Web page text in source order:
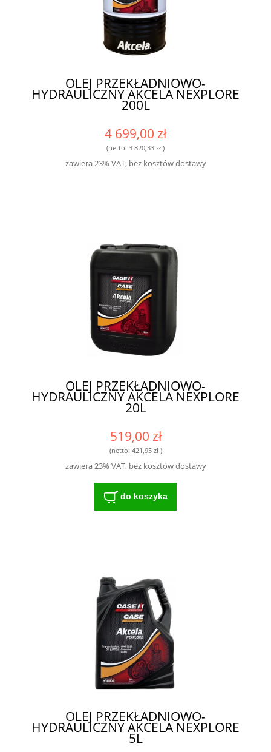
OLEJ PRZEKŁADNIOWO-
HYDRAULICZNY AKCELA NEXPLORE
200L
4 699,00 zł
(netto: 3 820,33 zł )
zawiera 23% VAT, bez kosztów dostawy
OLEJ PRZEKŁADNIOWO-
HYDRAULICZNY AKCELA NEXPLORE
20L
519,00 zł
(netto: 421,95 zł)
zawiera 23% VAT, bez kosztów dostawy
do koszyka
OLEJ PRZEKŁADNIOWO-
HYDRAULICZNY AKCELA NEXPLORE
5L